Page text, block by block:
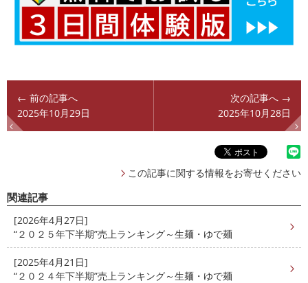
← 前の記事へ
2025年10月29日
次の記事へ →
2025年10月28日
この記事に関する情報をお寄せください
関連記事
[2026年4月27日]
“２０２５年下半期”売上ランキング～生麺・ゆで麺
[2025年4月21日]
“２０２４年下半期”売上ランキング～生麺・ゆで麺